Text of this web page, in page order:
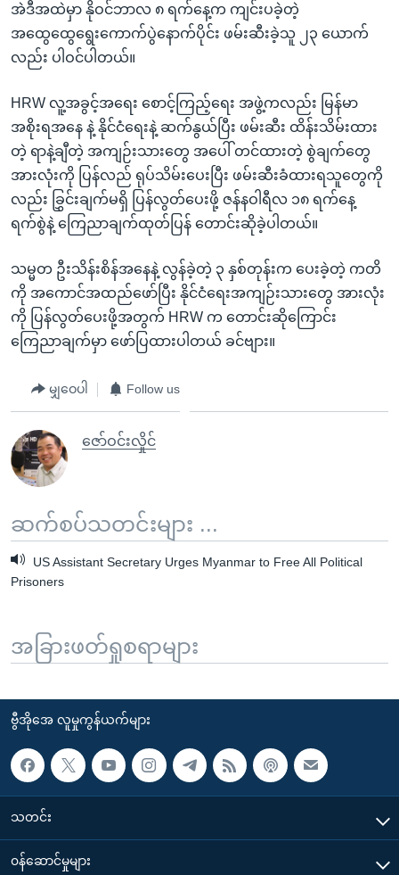
အဲဒီအထဲမှာ နိုဝင်ဘာလ ၈ ရက်နေ့က ကျင်းပခဲ့တဲ့
အထွေထွေရွေးကောက်ပွဲနောက်ပိုင်း ဖမ်းဆီးခဲ့သူ ၂၃ ယောက်
လည်း ပါဝင်ပါတယ်။
HRW လူ့အခွင့်အရေး စောင့်ကြည့်ရေး အဖွဲ့ကလည်း မြန်မာ
အစိုးရအနေ နဲ့ နိုင်ငံရေးနဲ့ ဆက်နွယ်ပြီး ဖမ်းဆီး ထိန်းသိမ်းထား
တဲ့ ရာနဲ့ချီတဲ့ အကျဉ်းသားတွေ အပေါ် တင်ထားတဲ့ စွဲချက်တွေ
အားလုံးကို ပြန်လည် ရုပ်သိမ်းပေးပြီး ဖမ်းဆီးခံထားရသူတွေကို
လည်း ခြွှင်းချက်မရှိ ပြန်လွတ်ပေးဖို့ ဇန်နဝါရီလ ၁၈ ရက်နေ့
ရက်စွဲနဲ့ ကြေညာချက်ထုတ်ပြန် တောင်းဆိုခဲ့ပါတယ်။
သမ္မတ ဦးသိန်းစိန်အနေနဲ့ လွန်ခဲ့တဲ့ ၃ နှစ်တုန်းက ပေးခဲ့တဲ့ ကတိ
ကို အကောင်အထည်ဖော်ပြီး နိုင်ငံရေးအကျဉ်းသားတွေ အားလုံး
ကို ပြန်လွတ်ပေးဖို့အတွက် HRW က တောင်းဆိုကြောင်း
ကြေညာချက်မှာ ဖော်ပြထားပါတယ် ခင်ဗျား။
မျှဝေပါ Follow us
ဇော်ဝင်းလှိုင်
ဆက်စပ်သတင်းများ ...
US Assistant Secretary Urges Myanmar to Free All Political
Prisoners
အခြားဖတ်ရှုစရာများ
ဗွီအိုအေ လူမှုကွန်ယက်များ
သတင်း
၀န်ဆောင်မှုများ